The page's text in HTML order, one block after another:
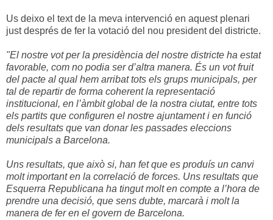
Us deixo el text de la meva intervenció en aquest plenari
just després de fer la votació del nou president del districte.
"El nostre vot per la presidència del nostre districte ha estat
favorable, com no podia ser d’altra manera. És un vot fruit
del pacte al qual hem arribat tots els grups municipals, per
tal de repartir de forma coherent la representació
institucional, en l’àmbit global de la nostra ciutat, entre tots
els partits que configuren el nostre ajuntament i en funció
dels resultats que van donar les passades eleccions
municipals a Barcelona.
Uns resultats, que això si, han fet que es produís un canvi
molt important en la correlació de forces. Uns resultats que
Esquerra Republicana ha tingut molt en compte a l’hora de
prendre una decisió, que sens dubte, marcarà i molt la
manera de fer en el govern de Barcelona.